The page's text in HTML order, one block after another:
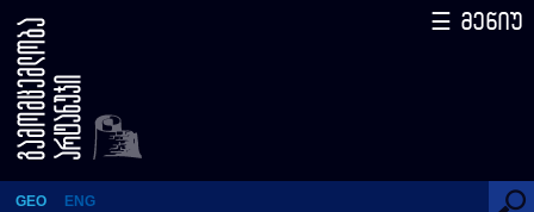
Kakutsa Cholokashvili and anti-
soviet uprising of 1924
GEO ENG
☰ მენიუ